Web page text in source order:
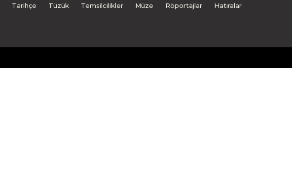
Tarihçe Tüzük Temsilcilikler Müze Röportajlar Hatıralar